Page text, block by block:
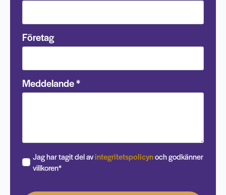
Företag
Meddelande*
Jag har tagit del avintegritetspolicynoch godkänner
villkoren*